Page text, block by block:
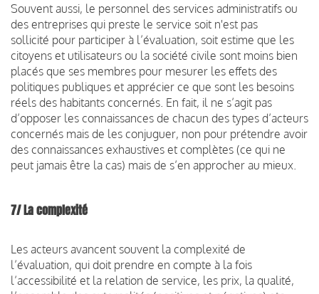
Souvent aussi, le personnel des services administratifs ou
des entreprises qui preste le service soit n'est pas
sollicité pour participer à l’évaluation, soit estime que les
citoyens et utilisateurs ou la société civile sont moins bien
placés que ses membres pour mesurer les effets des
politiques publiques et apprécier ce que sont les besoins
réels des habitants concernés. En fait, il ne s’agit pas
d’opposer les connaissances de chacun des types d’acteurs
concernés mais de les conjuguer, non pour prétendre avoir
des connaissances exhaustives et complètes (ce qui ne
peut jamais être la cas) mais de s’en approcher au mieux.
7/ La complexité
Les acteurs avancent souvent la complexité de
l’évaluation, qui doit prendre en compte à la fois
l’accessibilité et la relation de service, les prix, la qualité,